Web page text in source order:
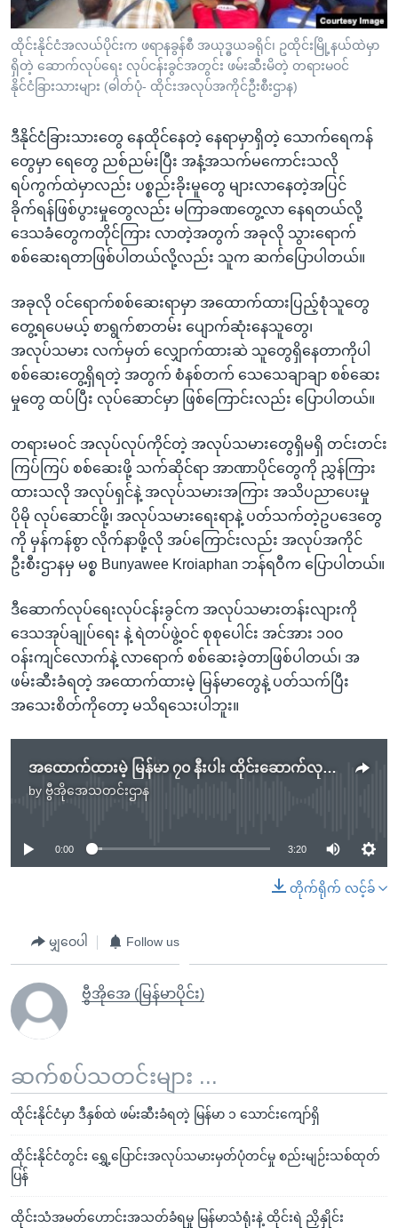
ထိုင်းနိုင်ငံအလယ်ပိုင်းက ဖရာနခွန်စီ အယုဒ္ဓယခရိုင်၊ ဥထိုင်းမြို့နယ်ထဲမှာ
ရှိတဲ့ ဆောက်လုပ်ရေး လုပ်ငန်းခွင်အတွင်း ဖမ်းဆီးမိတဲ့ တရားမဝင်
နိုင်ငံခြားသားများ (ဓါတ်ပုံ- ထိုင်းအလုပ်အကိုင်ဦးစီးဌာန)
ဒီနိုင်ငံခြားသားတွေ နေထိုင်နေတဲ့ နေရာမှာရှိတဲ့ သောက်ရေကန်
တွေမှာ ရေတွေ ညစ်ညမ်းပြီး အနံ့အသက်မကောင်းသလို
ရပ်ကွက်ထဲမှာလည်း ပစ္စည်းခိုးမူတွေ များလာနေတဲ့အပြင်
ခိုက်ရန်ဖြစ်ပွားမှုတွေလည်း မကြာခဏတွေ့လာ နေရတယ်လို့
ဒေသခံတွေကတိုင်ကြား လာတဲ့အတွက် အခုလို သွားရောက်
စစ်ဆေးရတာဖြစ်ပါတယ်လို့လည်း သူက ဆက်ပြောပါတယ်။
အခုလို ဝင်ရောက်စစ်ဆေးရာမှာ အထောက်ထားပြည့်စုံသူတွေ
တွေ့ရပေမယ့် စာရွက်စာတမ်း ပျောက်ဆုံးနေသူတွေ၊
အလုပ်သမား လက်မှတ် လျှောက်ထားဆဲ သူတွေရှိနေတာကိုပါ
စစ်ဆေးတွေ့ရှိရတဲ့ အတွက် စံနစ်တက် သေသေချာချာ စစ်ဆေး
မှုတွေ ထပ်ပြီး လုပ်ဆောင်မှာ ဖြစ်ကြောင်းလည်း ပြောပါတယ်။
တရားမဝင် အလုပ်လုပ်ကိုင်တဲ့ အလုပ်သမားတွေရှိမရှိ တင်းတင်း
ကြပ်ကြပ် စစ်ဆေးဖို့ သက်ဆိုင်ရာ အာဏာပိုင်တွေကို ညွှန်ကြား
ထားသလို အလုပ်ရှင်နဲ့ အလုပ်သမားအကြား အသိပညာပေးမှု
ပိုမို လုပ်ဆောင်ဖို့၊ အလုပ်သမားရေးရာနဲ့ ပတ်သက်တဲ့ဥပဒေတွေ
ကို မှန်ကန်စွာ လိုက်နာဖို့လို အပ်ကြောင်းလည်း အလုပ်အကိုင်
ဦးစီးဌာနမှ မစ္စ Bunyawee Kroiaphan ဘန်ရဝီက ပြောပါတယ်။
ဒီဆောက်လုပ်ရေးလုပ်ငန်းခွင်က အလုပ်သမားတန်းလျားကို
ဒေသအုပ်ချုပ်ရေး နဲ့ ရဲတပ်ဖွဲ့ဝင် စုစုပေါင်း အင်အား ၁၀၀
ဝန်းကျင်လောက်နဲ့ လာရောက် စစ်ဆေးခဲ့တာဖြစ်ပါတယ်၊ အ
ဖမ်းဆီးခံရတဲ့ အထောက်ထားမဲ့ မြန်မာတွေနဲ့ ပတ်သက်ပြီး
အသေးစိတ်ကိုတော့ မသိရသေးပါဘူး။
အထောက်ထားမဲ့ မြန်မာ ၇၀ နီးပါး ထိုင်းဆောက်လုပ်ရေးလုပ်ငန်းခွင်မှာ အဖမ်းခံရ
by ဗွီအိုအေသတင်းဌာန
No media source currently available
0:00 3:20
တိုက်ရိုက် လင့်ခ်
မျှဝေပါ Follow us
ဗွီအိုအေ (မြန်မာပိုင်း)
ဆက်စပ်သတင်းများ ...
ထိုင်းနိုင်ငံမှာ ဒီနှစ်ထဲ ဖမ်းဆီးခံရတဲ့ မြန်မာ ၁ သောင်းကျော်ရှိ
ထိုင်းနိုင်ငံတွင်း ရွှေ့ပြောင်းအလုပ်သမားမှတ်ပုံတင်မှု စည်းမျဉ်းသစ်ထုတ်
ပြန်
ထိုင်းသံအမတ်ဟောင်းအသတ်ခံရမှု မြန်မာသံရုံးနဲ့ ထိုင်းရဲ ညှိနှိုင်း